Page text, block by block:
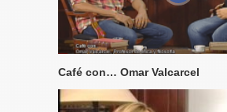
Café con… Omar Valcarcel